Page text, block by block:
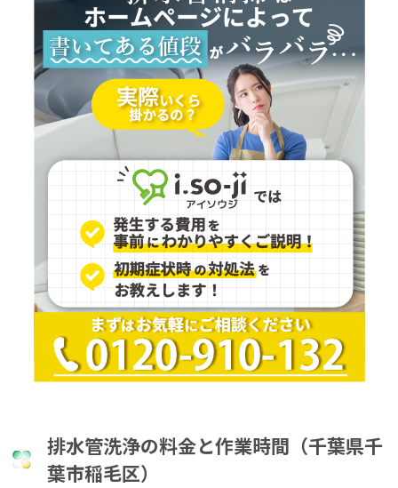
排水管洗浄の料金と作業時間（千葉県千
葉市稲毛区）